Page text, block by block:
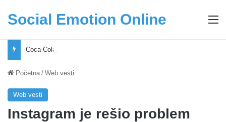
Social Emotion Online
Početna / Web vesti
Web vesti
Instagram je rešio problem